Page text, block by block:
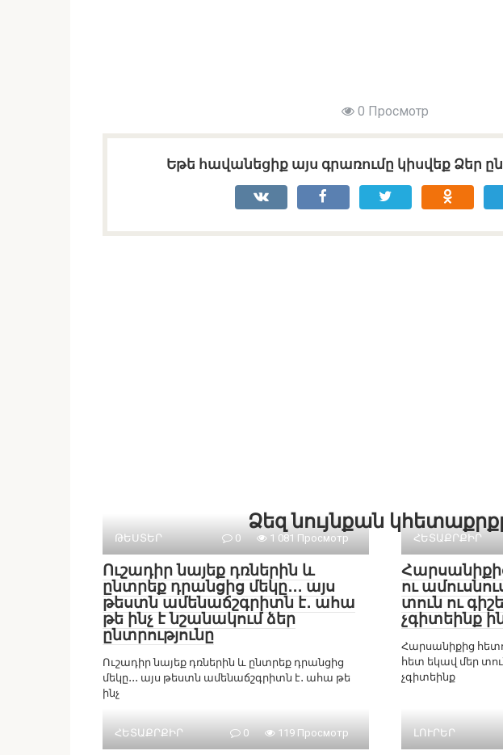
0 Просмотр
Եթե հավանեցիք այս գրառումը կիսվեք Ձեր
Ձեզ նույնքան
ԹԵՍՏԵՐ 0 1 081 Просмотр
Ուշադիր նայեք դռներին և
ընտրեք դրանցից մեկը․․․ այս
թեստն ամենաճշգրիտն է․ ահա
թե ինչ է նշանակում ձեր
ընտրությունը
Ուշադիր նայեք դռներին և ընտրեք դրանցից
մեկը․․․ այս թեստն ամենաճշգրիտն է․ ահա թե
ինչ
ՀԵՏԱՔՐՔԻՐ
ու
տուն ու
չգիտեինք
Հարսանիքից հետո
հետ եկավ մեր
չգիտեինք
ՀԵՏԱՔՐՔԻՐ 0 119 Просмотр ԼՈՒՐԵՐ